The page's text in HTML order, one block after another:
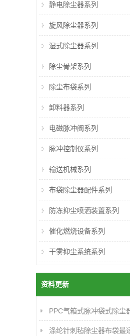
静电除尘器系列
旋风除尘器系列
湿式除尘器系列
除尘骨架系列
除尘布袋系列
卸料器系列
电磁脉冲阀系列
脉冲控制仪系列
输送机械系列
布袋除尘器配件系列
防冻抑尘喷洒装置系列
催化燃烧设备系列
干雾抑尘系统系列
资料更新
PPC气箱式脉冲袋式除尘
涤纶针刺毡除尘器布袋最